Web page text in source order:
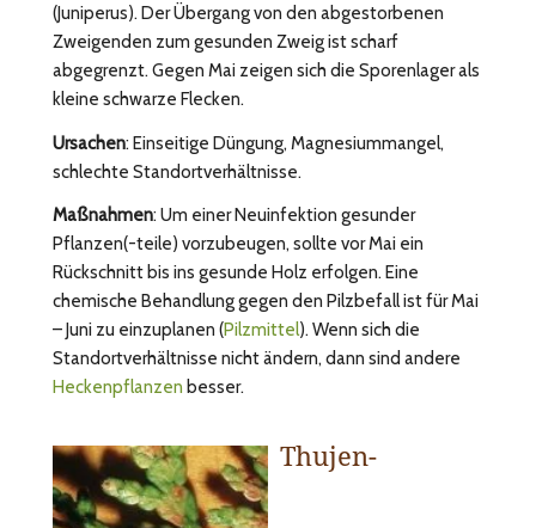
(Juniperus). Der Übergang von den abgestorbenen
Zweigenden zum gesunden Zweig ist scharf
abgegrenzt. Gegen Mai zeigen sich die Sporenlager als
kleine schwarze Flecken.
Ursachen: Einseitige Düngung, Magnesiummangel,
schlechte Standortverhältnisse.
Maßnahmen: Um einer Neuinfektion gesunder
Pflanzen(-teile) vorzubeugen, sollte vor Mai ein
Rückschnitt bis ins gesunde Holz erfolgen. Eine
chemische Behandlung gegen den Pilzbefall ist für Mai
– Juni zu einzuplanen (Pilzmittel). Wenn sich die
Standortverhältnisse nicht ändern, dann sind andere
Heckenpflanzen besser.
Thujen-